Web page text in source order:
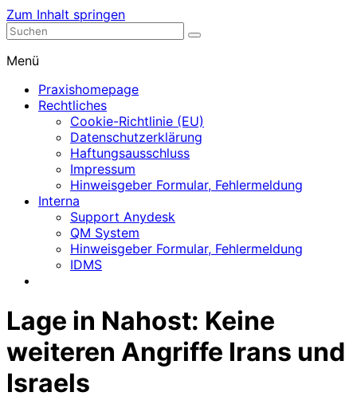
Zum Inhalt springen
Nephrologische Praxis mit Dialyse
Menü
Praxishomepage
Rechtliches
Cookie-Richtlinie (EU)
Datenschutzerklärung
Haftungsausschluss
Impressum
Hinweisgeber Formular, Fehlermeldung
Interna
Support Anydesk
QM System
Hinweisgeber Formular, Fehlermeldung
IDMS
Lage in Nahost: Keine
weiteren Angriffe Irans und
Israels